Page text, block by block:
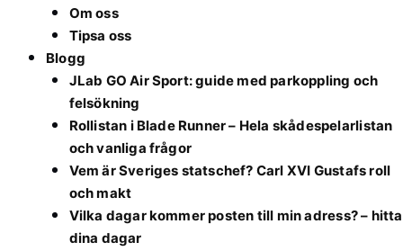
Om oss
Tipsa oss
Blogg
JLab GO Air Sport: guide med parkoppling och
felsökning
Rollistan i Blade Runner – Hela skådespelarlistan
och vanliga frågor
Vem är Sveriges statschef? Carl XVI Gustafs roll
och makt
Vilka dagar kommer posten till min adress? – hitta
dina dagar